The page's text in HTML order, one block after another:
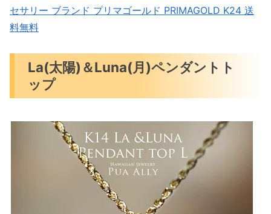
セサリー ブランド プリマゴールド PRIMAGOLD K24 送
料無料
La(太陽)＆Luna(月)ペンダントト
ップ